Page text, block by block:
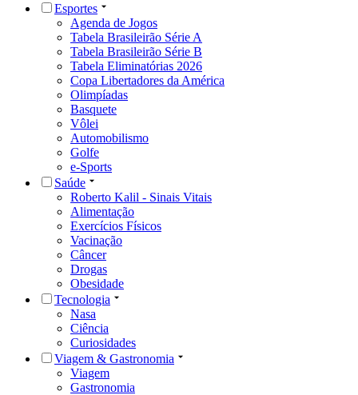
Esportes
Agenda de Jogos
Tabela Brasileirão Série A
Tabela Brasileirão Série B
Tabela Eliminatórias 2026
Copa Libertadores da América
Olimpíadas
Basquete
Vôlei
Automobilismo
Golfe
e-Sports
Saúde
Roberto Kalil - Sinais Vitais
Alimentação
Exercícios Físicos
Vacinação
Câncer
Drogas
Obesidade
Tecnologia
Nasa
Ciência
Curiosidades
Viagem & Gastronomia
Viagem
Gastronomia